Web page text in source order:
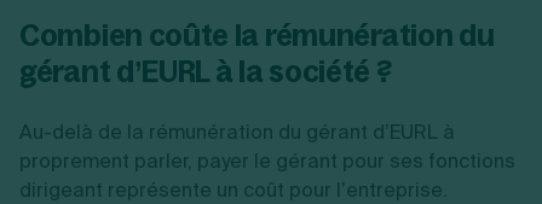
Combien coûte la rémunération du
gérant d’EURL à la société ?
Au-delà de la rémunération du gérant d’EURL à
proprement parler, payer le gérant pour ses fonctions
dirigeant représente un coût pour l’entreprise.